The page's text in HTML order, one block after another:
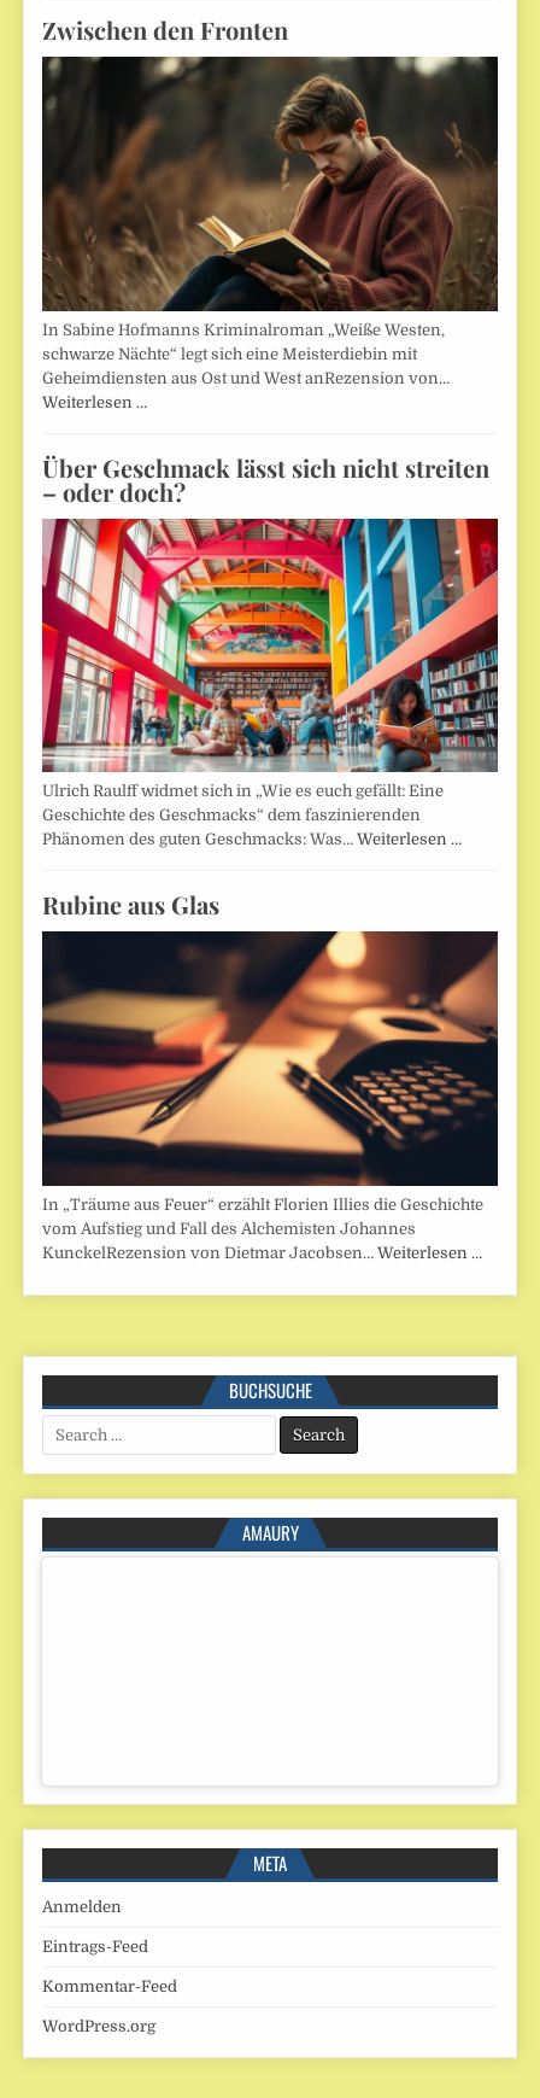
Zwischen den Fronten
In Sabine Hofmanns Kriminalroman „Weiße Westen,
schwarze Nächte“ legt sich eine Meisterdiebin mit
Geheimdiensten aus Ost und West anRezension von…
Weiterlesen …
Über Geschmack lässt sich nicht streiten
– oder doch?
Ulrich Raulff widmet sich in „Wie es euch gefällt: Eine
Geschichte des Geschmacks“ dem faszinierenden
Phänomen des guten Geschmacks: Was…Weiterlesen …
Rubine aus Glas
In „Träume aus Feuer“ erzählt Florien Illies die Geschichte
vom Aufstieg und Fall des Alchemisten Johannes
KunckelRezension von Dietmar Jacobsen…Weiterlesen …
BUCHSUCHE
Search
for:
AMAURY
META
Anmelden
Eintrags-Feed
Kommentar-Feed
WordPress.org